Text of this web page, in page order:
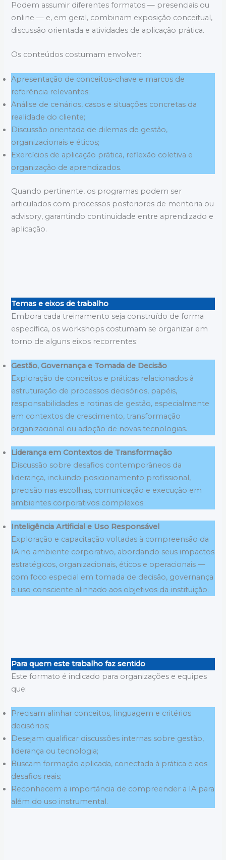
Podem assumir diferentes formatos — presenciais ou
online — e, em geral, combinam exposição conceitual,
discussão orientada e atividades de aplicação prática.
Os conteúdos costumam envolver:
Apresentação de conceitos-chave e marcos de
referência relevantes;
Análise de cenários, casos e situações concretas da
realidade do cliente;
Discussão orientada de dilemas de gestão,
organizacionais e éticos;
Exercícios de aplicação prática, reflexão coletiva e
organização de aprendizados.
Quando pertinente, os programas podem ser
articulados com processos posteriores de mentoria ou
advisory, garantindo continuidade entre aprendizado e
aplicação.
Temas e eixos de trabalho
Embora cada treinamento seja construído de forma
específica, os workshops costumam se organizar em
torno de alguns eixos recorrentes:
Gestão, Governança e Tomada de Decisão
Exploração de conceitos e práticas relacionados à
estruturação de processos decisórios, papéis,
responsabilidades e rotinas de gestão, especialmente
em contextos de crescimento, transformação
organizacional ou adoção de novas tecnologias.
Liderança em Contextos de Transformação
Discussão sobre desafios contemporâneos da
liderança, incluindo posicionamento profissional,
precisão nas escolhas, comunicação e execução em
ambientes corporativos complexos.
Inteligência Artificial e Uso Responsável
Exploração e capacitação voltadas à compreensão da
IA no ambiente corporativo, abordando seus impactos
estratégicos, organizacionais, éticos e operacionais —
com foco especial em tomada de decisão, governança
e uso consciente alinhado aos objetivos da instituição.
Para quem este trabalho faz sentido
Este formato é indicado para organizações e equipes
que:
Precisam alinhar conceitos, linguagem e critérios
decisórios;
Desejam qualificar discussões internas sobre gestão,
liderança ou tecnologia;
Buscam formação aplicada, conectada à prática e aos
desafios reais;
Reconhecem a importância de compreender a IA para
além do uso instrumental.